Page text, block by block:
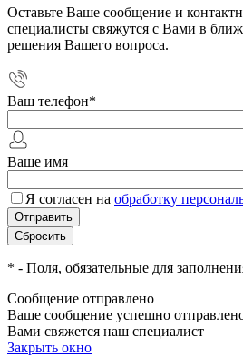
Оставьте Ваше сообщение и
специалисты свяжутся с Вами в
решения Вашего вопроса.
Ваш телефон*
Ваше имя
Я согласен на обработку
* - Поля, обязательные для
Сообщение отправлено
Ваше сообщение успешно
Вами свяжется наш специалист
Закрыть окно